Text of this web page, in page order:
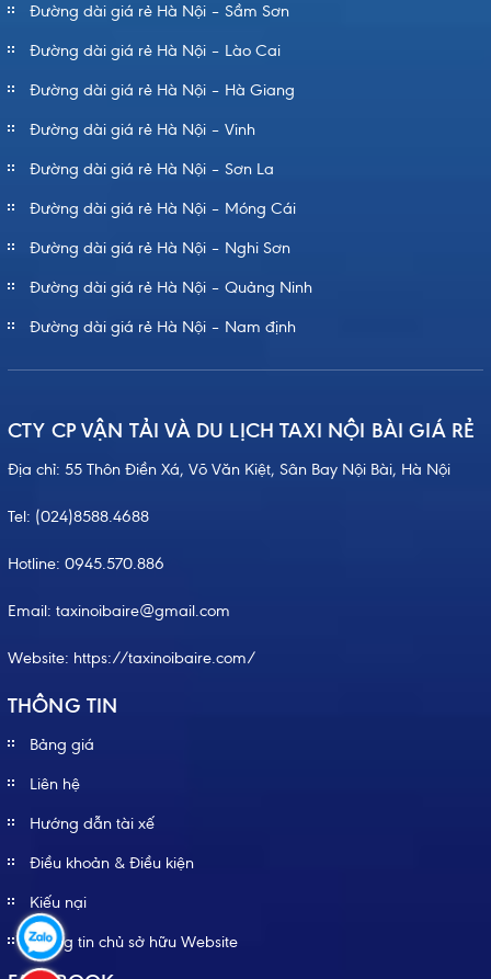
Đường dài giá rẻ Hà Nội – Sầm Sơn
Đường dài giá rẻ Hà Nội – Lào Cai
Đường dài giá rẻ Hà Nội – Hà Giang
Đường dài giá rẻ Hà Nội – Vinh
Đường dài giá rẻ Hà Nội – Sơn La
Đường dài giá rẻ Hà Nội – Móng Cái
Đường dài giá rẻ Hà Nội – Nghi Sơn
Đường dài giá rẻ Hà Nội – Quảng Ninh
Đường dài giá rẻ Hà Nội – Nam định
CTY CP VẬN TẢI VÀ DU LỊCH TAXI NỘI BÀI GIÁ RẺ
Địa chỉ: 55 Thôn Điền Xá, Võ Văn Kiệt, Sân Bay Nội Bài, Hà Nội
Tel: (024)8588.4688
Hotline: 0945.570.886
Email: taxinoibaire@gmail.com
Website: https://taxinoibaire.com/
THÔNG TIN
Bảng giá
Liên hệ
Hướng dẫn tài xế
Điều khoản & Điều kiện
Kiếu nại
Thông tin chủ sở hữu Website